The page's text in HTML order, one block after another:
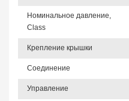
Номинальное давление,
Class
Крепление крышки
Соединение
Управление